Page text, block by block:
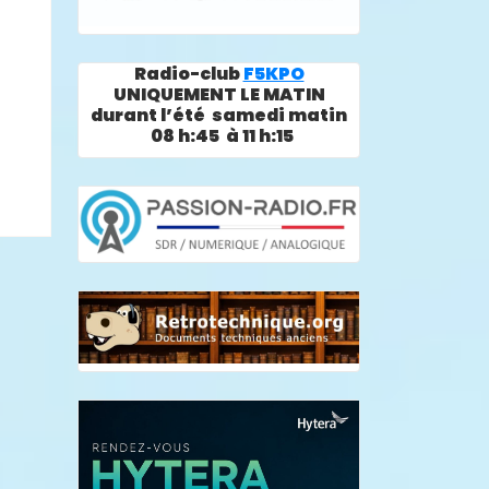
Radio-clubF5KPO
UNIQUEMENT LE MATIN
durant l’été samedi matin
08 h:45 à 11 h:15